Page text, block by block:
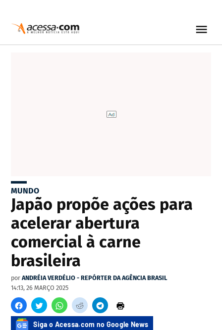
MUNDO
Japão propõe ações para
acelerar abertura
comercial à carne
brasileira
por ANDRÉIA VERDÉLIO - REPÓRTER DA AGÊNCIA BRASIL
14:13, 26 MARÇO 2025
Siga o Acessa.com no Google News